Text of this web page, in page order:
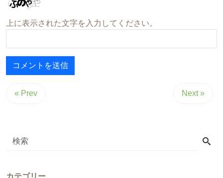
上に表示された文字を入力してください。
« Prev Next »
カテゴリー